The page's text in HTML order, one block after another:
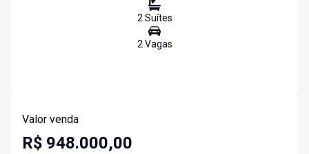
2Suítes
2Vagas
Valor venda
R$ 948.000,00